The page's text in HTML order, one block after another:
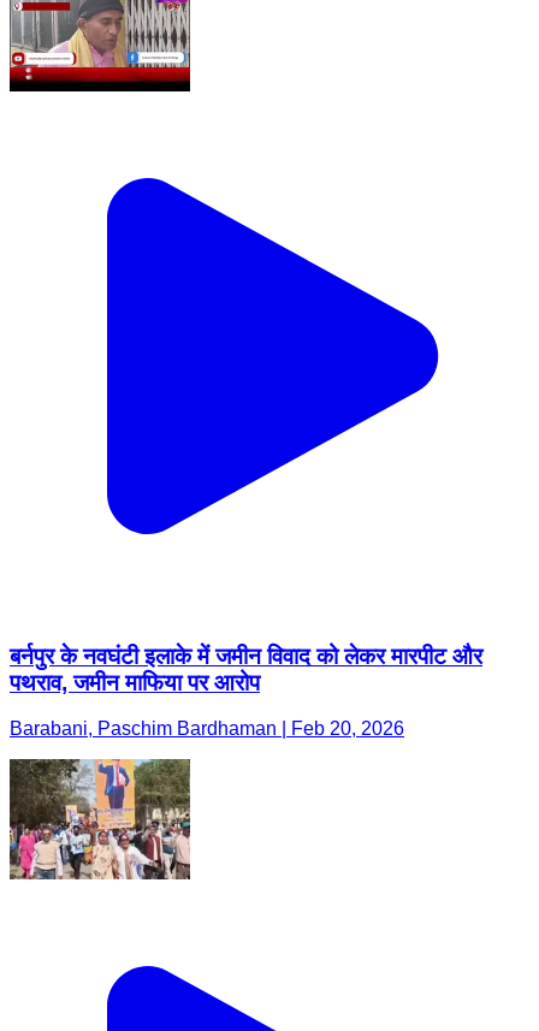
बर्नपुर के नवघंटी इलाके में जमीन विवाद को लेकर मारपीट और
पथराव, जमीन माफिया पर आरोप
Barabani, Paschim Bardhaman | Feb 20, 2026